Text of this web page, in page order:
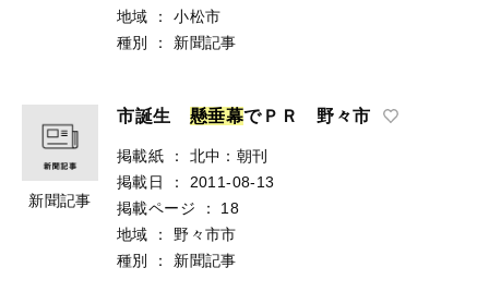
地域
：
小松市
種別
： 新聞記事
新聞記事
市誕生 懸垂幕でＰＲ 野々市
掲載紙 ：
北中：朝刊
掲載日
：
2011-08-13
掲載ページ
：
18
地域
：
野々市市
種別
： 新聞記事